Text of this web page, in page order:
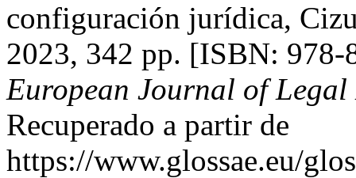
configuración jurídica,
2023, 342 pp. [ISBN:
European Journal of
Recuperado a partir de
https://www.glossae.eu/